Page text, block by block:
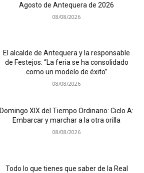
Agosto de Antequera de 2026
08/08/2026
El alcalde de Antequera y la responsable
de Festejos: “La feria se ha consolidado
como un modelo de éxito”
08/08/2026
Domingo XIX del Tiempo Ordinario: Ciclo A:
Embarcar y marchar a la otra orilla
08/08/2026
Todo lo que tienes que saber de la Real